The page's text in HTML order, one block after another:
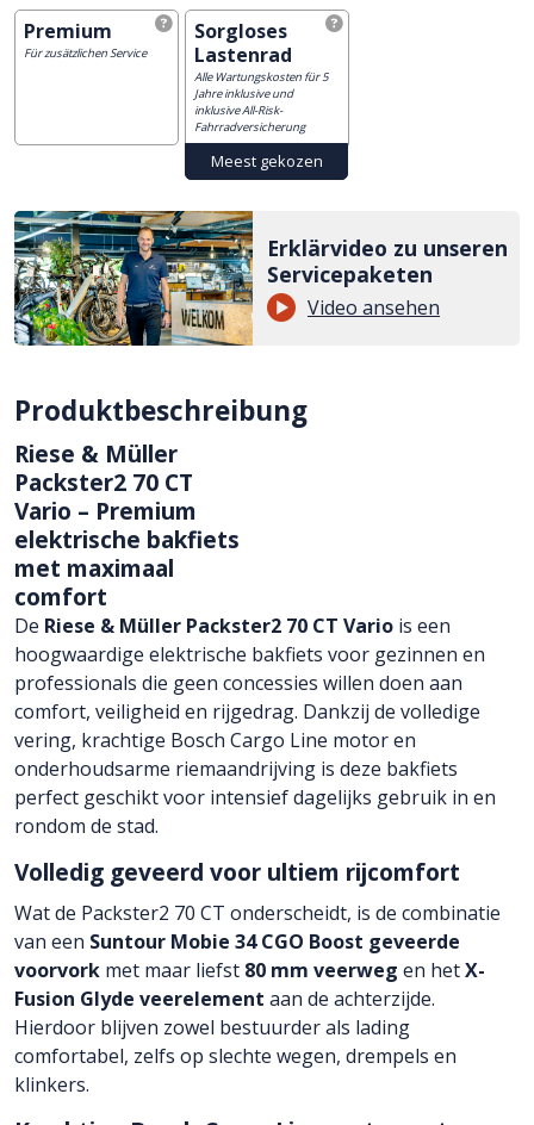
Premium
Für zusätzlichen Service
Sorgloses
Lastenrad
Alle Wartungskosten für 5
Jahre inklusive und
inklusive All-Risk-
Fahrradversicherung
Erklärvideo zu unseren
Servicepaketen
Video ansehen
Produktbeschreibung
Riese & Müller
Packster2 70 CT
Vario – Premium
elektrische bakfiets
met maximaal
comfort
De Riese & Müller Packster2 70 CT Vario is een
hoogwaardige elektrische bakfiets voor gezinnen en
professionals die geen concessies willen doen aan
comfort, veiligheid en rijgedrag. Dankzij de volledige
vering, krachtige Bosch Cargo Line motor en
onderhoudsarme riemaandrijving is deze bakfiets
perfect geschikt voor intensief dagelijks gebruik in en
rondom de stad.
Volledig geveerd voor ultiem rijcomfort
Wat de Packster2 70 CT onderscheidt, is de combinatie
van een Suntour Mobie 34 CGO Boost geveerde
voorvork met maar liefst 80 mm veerweg en hetX-
Fusion Glyde veerelement aan de achterzijde.
Hierdoor blijven zowel bestuurder als lading
comfortabel, zelfs op slechte wegen, drempels en
klinkers.